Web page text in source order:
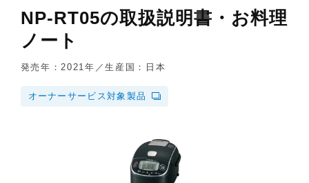
NP-RT05の取扱説明書・お料理
ノート
発売年：2021年／生産国：日本
オーナーサービス対象製品